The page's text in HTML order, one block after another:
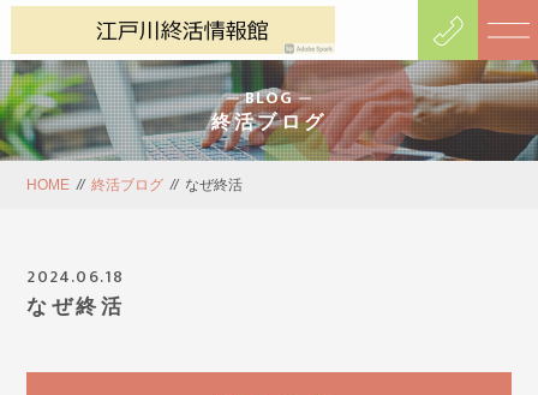
BLOG
終活ブログ
HOME // 終活ブログ // なぜ終活
2024.06.18
なぜ終活